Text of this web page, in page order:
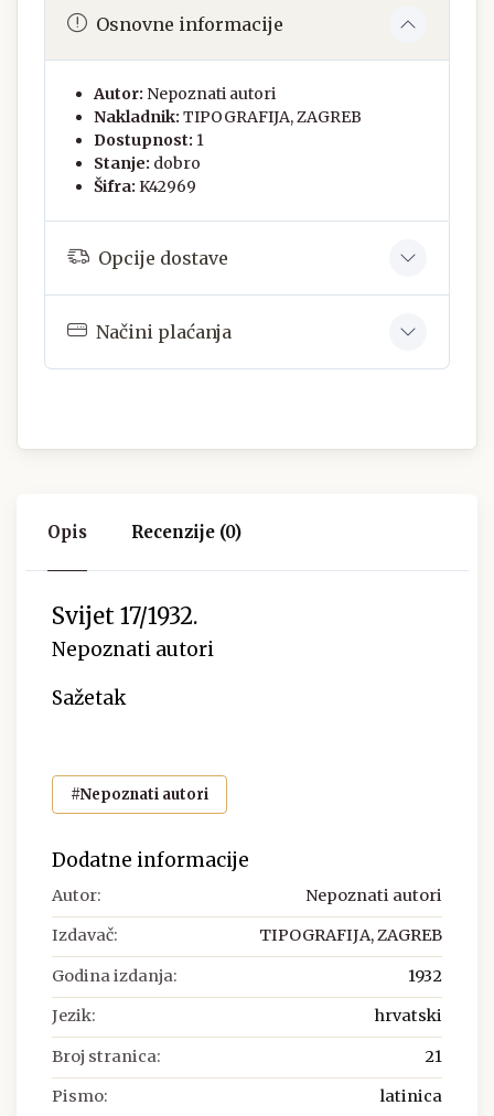
Osnovne informacije
Autor: Nepoznati autori
Nakladnik: TIPOGRAFIJA, ZAGREB
Dostupnost: 1
Stanje: dobro
Šifra: K42969
Opcije dostave
Načini plaćanja
Opis Recenzije (0)
Svijet 17/1932.
Nepoznati autori
Sažetak
#Nepoznati autori
Dodatne informacije
Autor: Nepoznati autori
Izdavač: TIPOGRAFIJA, ZAGREB
Godina izdanja: 1932
Jezik: hrvatski
Broj stranica: 21
Pismo: latinica